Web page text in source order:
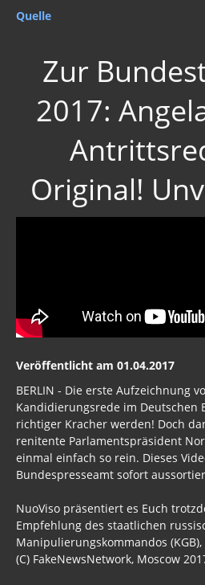
Quelle
Zur
2017:
Original!
Veröffentlicht am 01.04.2017
BERLIN - Die erste Aufzeichnung
Kandidierungsrede im Deutschen
richtiger Kracher werden! Doch
renitente Parlamentspräsident
einmal einfach so rein. Dieses
Bundespresseamt sofort
NuoViso präsentiert es Euch
Empfehlung des staatlichen
Manipulierungskommandos (KGB),
(C) FakeNewsNetwork, Moscow